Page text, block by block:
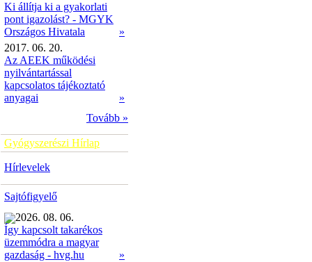
Ki állítja ki a gyakorlati
pont igazolást? - MGYK
Országos Hivatala
»
2017. 06. 20.
Az AEEK működési
nyilvántartással
kapcsolatos tájékoztató
anyagai
»
Tovább »
Gyógyszerészi Hírlap
Hírlevelek
Sajtófigyelő
2026. 08. 06.
Így kapcsolt takarékos
üzemmódra a magyar
gazdaság - hvg.hu
»